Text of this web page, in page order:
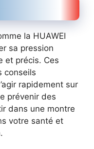
la HUAWEI
sa pression
et précis. Ces
conseils
rapidement sur
prévenir des
dans une montre
votre santé et